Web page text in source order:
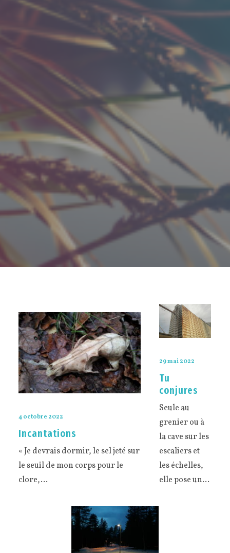
4 octobre 2022
Incantations
« Je devrais dormir, le sel jeté sur
le seuil de mon corps pour le
clore,…
29 mai 2022
Tu
conjures
Seule au
grenier ou à
la cave sur les
escaliers et
les échelles,
elle pose un…